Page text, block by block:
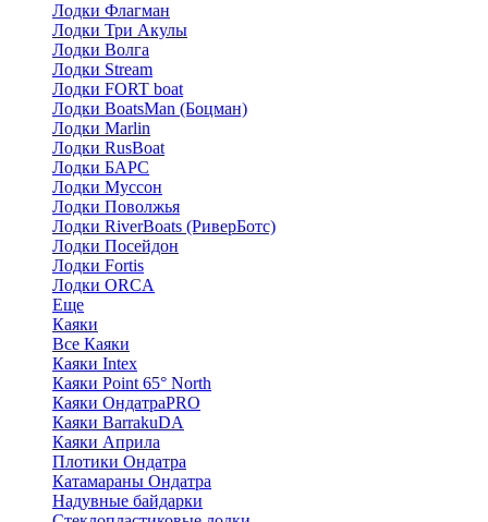
Лодки Флагман
Лодки Три Акулы
Лодки Волга
Лодки Stream
Лодки FORT boat
Лодки BoatsMan (Боцман)
Лодки Marlin
Лодки RusBoat
Лодки БАРС
Лодки Муссон
Лодки Поволжья
Лодки RiverBoats (РиверБотс)
Лодки Посейдон
Лодки Fortis
Лодки ORCA
Еще
Каяки
Все Каяки
Каяки Intex
Каяки Point 65° North
Каяки ОндатраPRO
Каяки BarrakuDA
Каяки Априла
Плотики Ондатра
Катамараны Ондатра
Надувные байдарки